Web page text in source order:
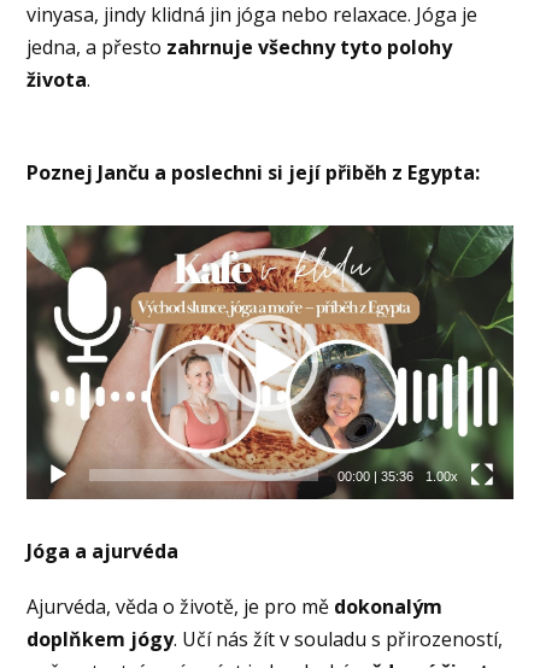
vinyasa, jindy klidná jin jóga nebo relaxace. Jóga je
jedna, a přesto zahrnuje všechny tyto polohy
života.
Poznej Janču a poslechni si její přiběh z Egypta:
Video
přehrávač
00:00|35:36 1.00x
Jóga a ajurvéda
Ajurvéda, věda o životě, je pro mě dokonalým
doplňkem jógy. Učí nás žít v souladu s přirozeností,